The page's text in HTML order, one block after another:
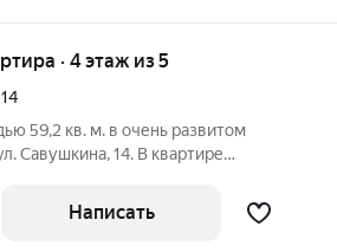
· 4 этаж из 5
14
59,2 кв. м. в очень развитом
Савушкина, 14. В квартире
установлены пластиковые
Написать